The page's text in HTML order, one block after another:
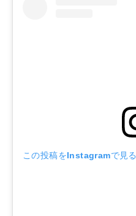
この投稿をInstagramで見る